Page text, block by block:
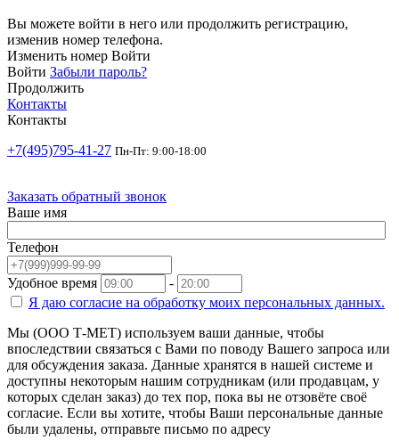
Вы можете войти в него или продолжить регистрацию,
изменив номер телефона.
Изменить номер Войти
Войти Забыли пароль?
Продолжить
Контакты
Контакты
+7(495)795-41-27 Пн-Пт: 9:00-18:00
Заказать обратный звонок
Ваше имя
Телефон
Удобное время
-
Я даю согласие на обработку моих персональных данных.
Мы (ООО Т-МЕТ) используем ваши данные, чтобы
впоследствии связаться с Вами по поводу Вашего запроса или
для обсуждения заказа. Данные хранятся в нашей системе и
доступны некоторым нашим сотрудникам (или продавцам, у
которых сделан заказ) до тех пор, пока вы не отзовёте своё
согласие. Если вы хотите, чтобы Ваши персональные данные
были удалены, отправьте письмо по адресу